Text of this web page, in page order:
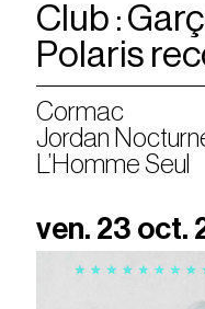
Club :
Polaris
Cormac
Jordan
L’Homme Seul
ven. 23 oct.